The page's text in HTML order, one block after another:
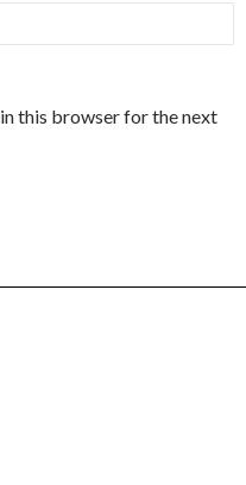
this browser for the next